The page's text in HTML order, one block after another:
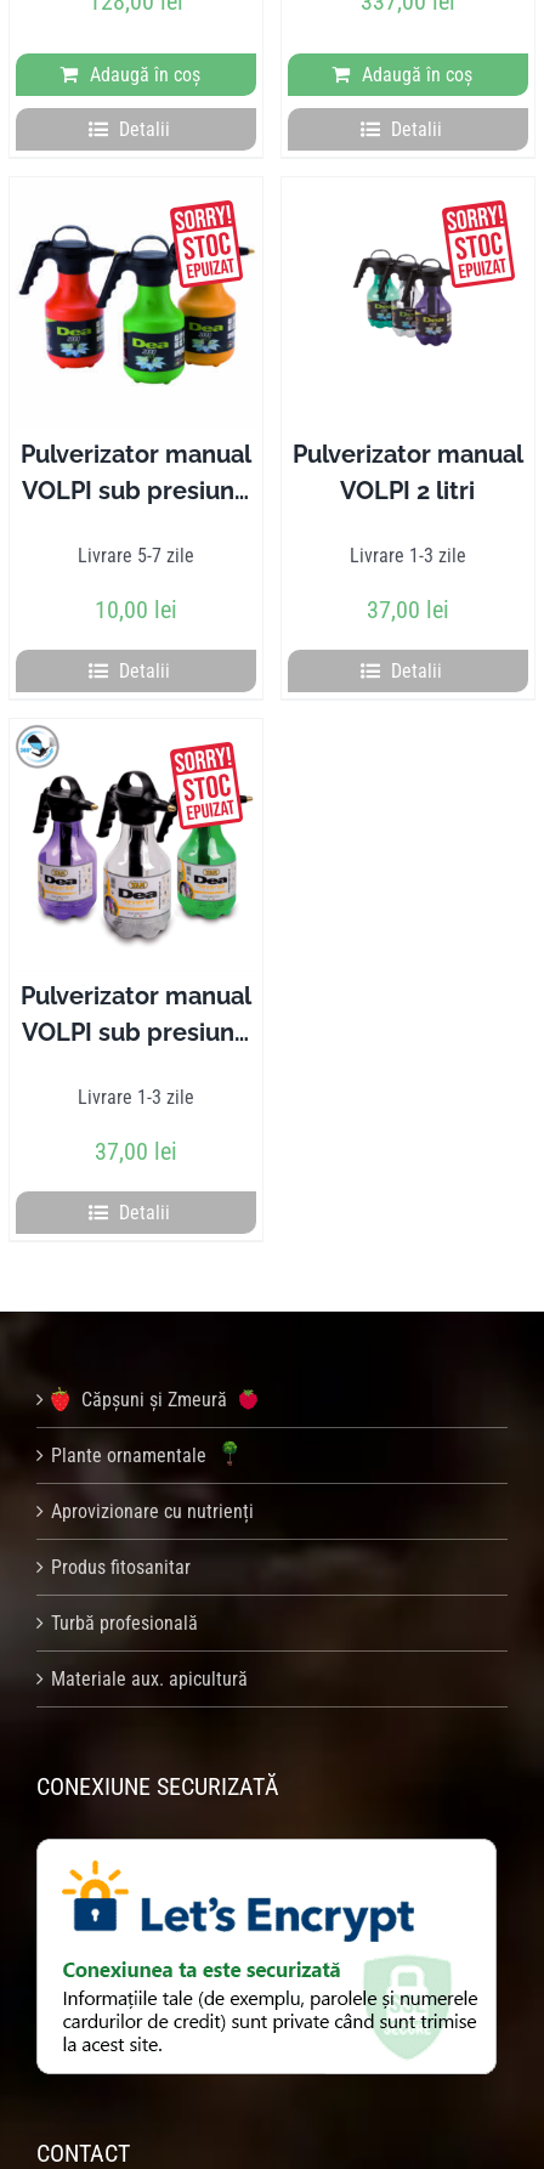
Adaugă în coș
Detalii
Adaugă în coș
Detalii
Pulverizator manual
VOLPI sub presiune
Livrare 5-7 zile
10,00 lei
Detalii
Pulverizator manual
VOLPI 2 litri
Livrare 1-3 zile
37,00 lei
Detalii
Pulverizator manual
VOLPI sub presiune
capul în jos
Livrare 1-3 zile
37,00 lei
Detalii
Căpșuni și Zmeură
Plante ornamentale
Aprovizionare cu nutrienți
Produs fitosanitar
Turbă profesională
Materiale aux. apicultură
CONEXIUNE SECURIZATĂ
CONTACT